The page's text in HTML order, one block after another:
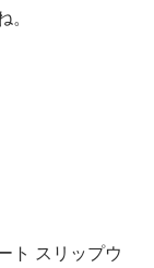
ト スリップウ